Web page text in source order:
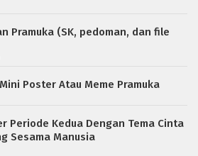
Pramuka (SK, pedoman, dan file
Poster Atau Meme Pramuka
Periode Kedua Dengan Tema Cinta
Sesama Manusia